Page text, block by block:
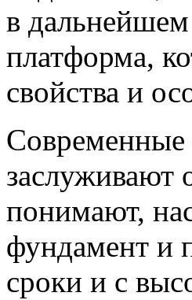
в
платформа,
свойства и
Современные
заслуживают
понимают,
фундамент и
сроки и с